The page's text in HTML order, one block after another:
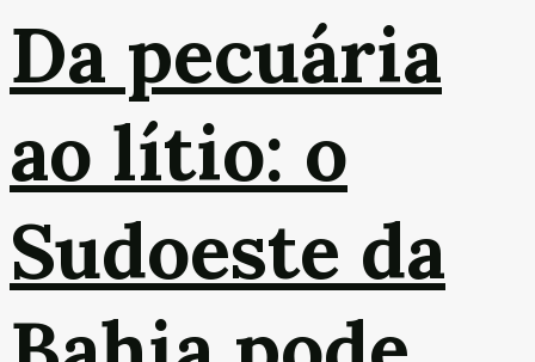
Da pecuária
ao lítio: o
Sudoeste da